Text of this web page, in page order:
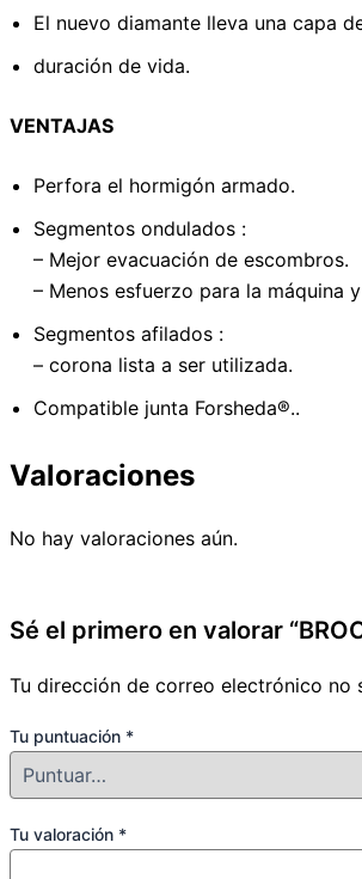
El nuevo diamante lleva una capa
duración de vida.
VENTAJAS
Perfora el hormigón armado.
Segmentos ondulados :
– Mejor evacuación de escombros.
– Menos esfuerzo para la máquina
Segmentos afilados :
– corona lista a ser utilizada.
Compatible junta Forsheda®..
Valoraciones
No hay valoraciones aún.
Sé el primero en valorar
Tu dirección de correo electrónico no
Tu puntuación *
Tu valoración *